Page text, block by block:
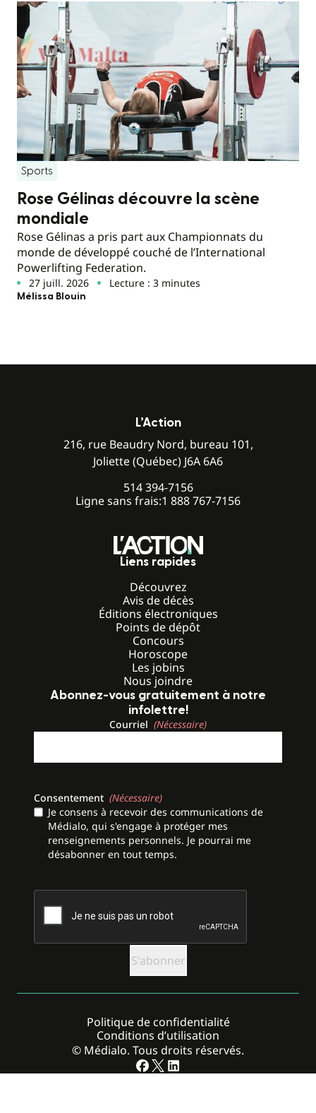
Sports
Rose Gélinas découvre la scène
mondiale
Rose Gélinas a pris part aux Championnats du
monde de développé couché de l’International
Powerlifting Federation.
27 juill. 2026 Lecture : 3 minutes
Mélissa Blouin
L’Action
216, rue Beaudry Nord, bureau 101,
Joliette (Québec) J6A 6A6
514 394-7156
Ligne sans frais:1 888 767-7156
Liens rapides
Découvrez
Avis de décès
Éditions électroniques
Points de dépôt
Concours
Horoscope
Les jobins
Nous joindre
Abonnez-vous gratuitement à notre
infolettre!
Courriel (Nécessaire)
Consentement (Nécessaire)
Je consens à recevoir des communications de
Médialo, qui s'engage à protéger mes
renseignements personnels. Je pourrai me
désabonner en tout temps.
© Médialo. Tous droits réservés.
Politique de confidentialité
Conditions d’utilisation